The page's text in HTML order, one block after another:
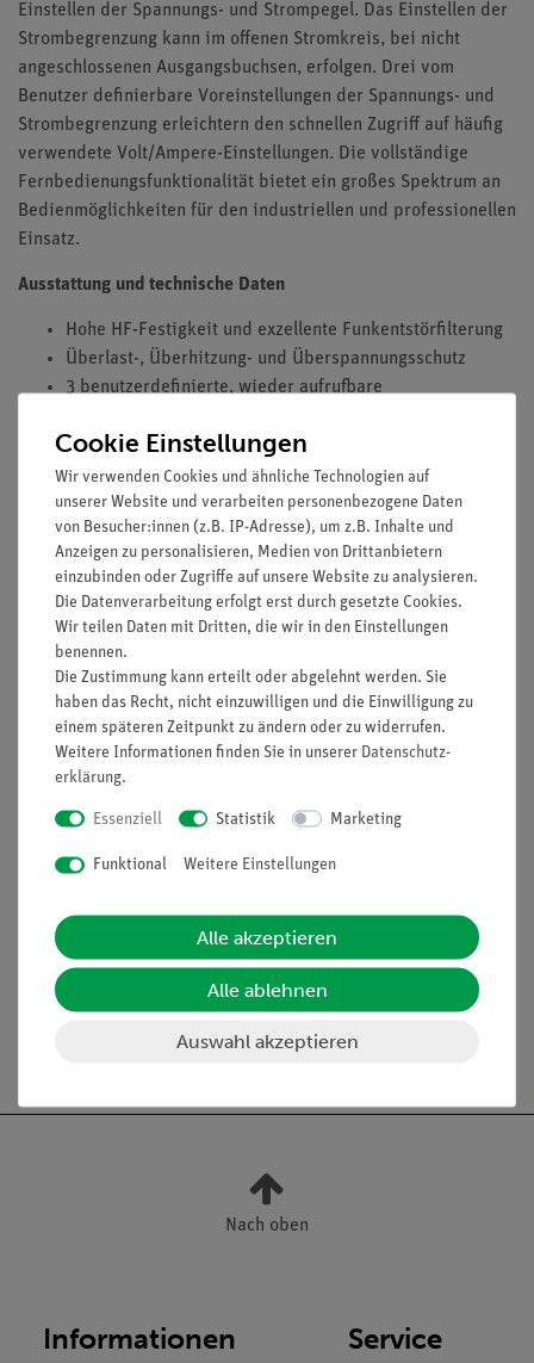
Einstellen der Spannungs- und Strompegel. Das Einstellen der
Strombegrenzung kann im offenen Stromkreis, bei nicht
angeschlossenen Ausgangsbuchsen, erfolgen. Drei vom
Benutzer definierbare Voreinstellungen der Spannungs- und
Strombegrenzung erleichtern den schnellen Zugriff auf häufig
verwendete Volt/Ampere-Einstellungen. Die vollständige
Fernbedienungsfunktionalität bietet ein großes Spektrum an
Bedienmöglichkeiten für den industriellen und professionellen
Einsatz.
Ausstattung und technische Daten
Hohe HF-Festigkeit und exzellente Funkentstörfilterung
Überlast-, Überhitzung- und Überspannungsschutz
3 benutzerdefinierte, wieder aufrufbare
Vollständige Fernsteuerung von Spannung und Strom,
sowie ein- und ausschaltbarer Ausgang
Schutzkontakt, aktiver PFC und große Energieeffizienz
durch intelligente Lüfterregelung
Drehgeber mit Groß- und Feineinstellung
Sicherheit: EN 61010-1, EN 60950-1
Zubehör: Netzkabel und Bedienungsanleitung
Anzeige 3-stellige 15 mm grüne LED-Anzeige
Ausgangsspannung 1 ~ 16 V DC regelbar
Ausgangsstrom 60 A / 5 A (Hauptausgang (rückseitig) /
Frontausgang)
Ausgangsleistung 960 W
Restwelligkeit 5 mV eff
Wirkungsgrad > 85,0 %
Abmessungen (BxHxT) 200 x 90 x 325 mm
Hergestellt von PeakTech
Versandkostenfrei ab 300,- €
Nach oben
Informationen Service
Cookie Einstellungen
Wir verwenden Cookies und ähnliche Technologien auf
unserer Website und verarbeiten personenbezogene Daten
von Besucher:innen (z.B. IP-Adresse), um z.B. Inhalte und
Anzeigen zu personalisieren, Medien von Drittanbietern
einzubinden oder Zugriffe auf unsere Website zu analysieren.
Die Datenverarbeitung erfolgt erst durch gesetzte Cookies.
Wir teilen Daten mit Dritten, die wir in den Einstellungen
benennen.
Die Zustimmung kann erteilt oder abgelehnt werden. Sie
haben das Recht, nicht einzuwilligen und die Einwilligung zu
einem späteren Zeitpunkt zu ändern oder zu widerrufen.
Weitere Informationen finden Sie in unserer Daten­schutz­
erklärung.
Essenziell Statistik Marketing
Funktional Weitere Einstellungen
Alle akzeptieren
Alle ablehnen
Auswahl akzeptieren